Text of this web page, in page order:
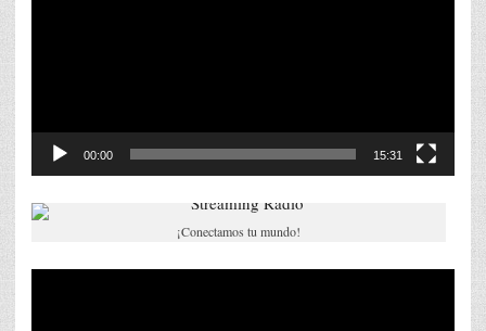
00:00 15:31
¡Conectamos tu mundo!